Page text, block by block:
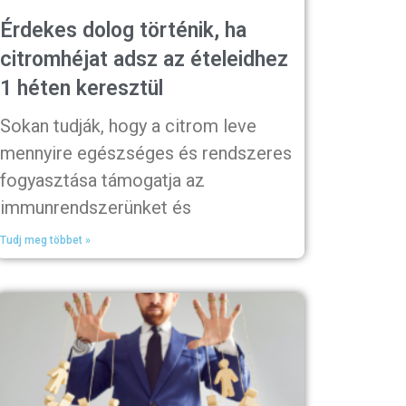
Érdekes dolog történik, ha
citromhéjat adsz az ételeidhez
1 héten keresztül
Sokan tudják, hogy a citrom leve
mennyire egészséges és rendszeres
fogyasztása támogatja az
immunrendszerünket és
Tudj meg többet »